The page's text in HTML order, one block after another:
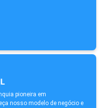
pioneira em
nosso modelo de negócio e